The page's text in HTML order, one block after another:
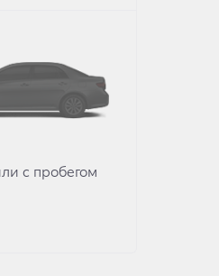
с пробегом
хранения данных,
Toyota
функции